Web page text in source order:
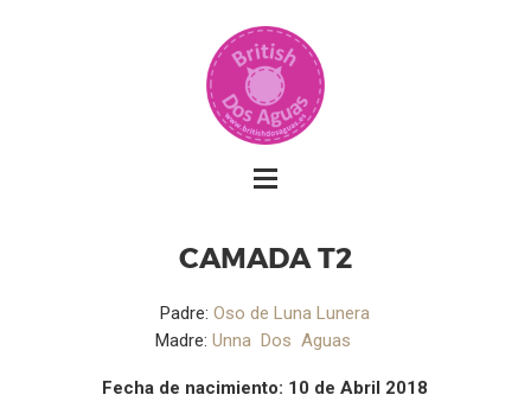
CAMADA T2
Padre:Oso de Luna Lunera
Madre:Unna Dos Aguas
Fecha de nacimiento: 10 de Abril 2018